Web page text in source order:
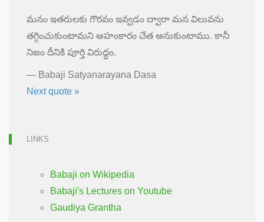
మనం ఇతరులకు గౌరవం ఇవ్వడం ద్వారా మన విలువను
తగ్గించుకుంటామని అహంకారం చేత అనుకుంటాము. కానీ
నిజం దీనికి పూర్తి విరుద్ధం.
— Babaji Satyanarayana Dasa
Next quote »
LINKS
Babaji on Wikipedia
Babaji's Lectures on Youtube
Gaudiya Grantha